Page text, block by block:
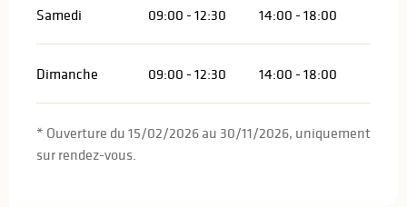
Samedi 09:00 - 12:30 14:00 - 18:00
Dimanche 09:00 - 12:30 14:00 - 18:00
* Ouverture du 15/02/2026 au 30/11/2026, uniquement
sur rendez-vous.